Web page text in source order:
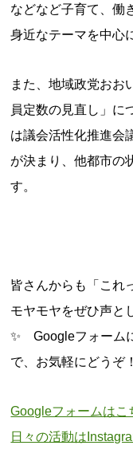
などなど子育て、働
身近なテーマを中心
また、地域政党おお
員定数の見直し」に
は議会活性化推進会
が決まり、他都市の
す。
皆さんからも「これ
モヤモヤをぜひ声と
✨ Googleフォーム
で、お気軽にどうぞ！
Googleフォームはこ
日々の活動は